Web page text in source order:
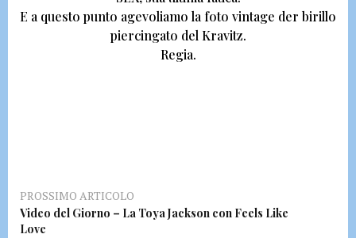
E a questo punto agevoliamo la foto vintage der birillo
piercingato del Kravitz.
Regia.
PROSSIMO ARTICOLO
Video del Giorno – La Toya Jackson con Feels Like
Love